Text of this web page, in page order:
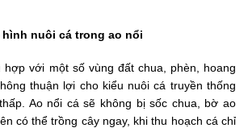
hình nuôi cá trong ao nổi
hợp với một số vùng đất chua, phèn, hoang
thuận lợi cho kiểu nuôi cá truyền thống
Ao nổi cá sẽ không bị sốc chua, bờ ao
có thể trồng cây ngay, khi thu hoạch cá chỉ